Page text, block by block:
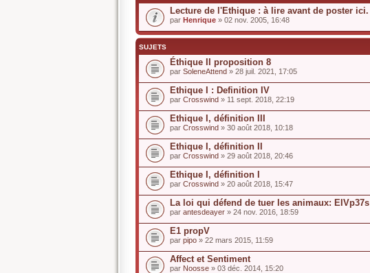
Lecture de l'Ethique : à lire avant de poster ici.
par Henrique » 02 nov. 2005, 16:48
SUJETS
Éthique II proposition 8
par SoleneAttend » 28 juil. 2021, 17:05
Ethique I : Definition IV
par Crosswind » 11 sept. 2018, 22:19
Ethique I, définition III
par Crosswind » 30 août 2018, 10:18
Ethique I, définition II
par Crosswind » 29 août 2018, 20:46
Ethique I, définition I
par Crosswind » 20 août 2018, 15:47
La loi qui défend de tuer les animaux: EIVp37s
par antesdeayer » 24 nov. 2016, 18:59
E1 propV
par pipo » 22 mars 2015, 11:59
Affect et Sentiment
par Noosse » 03 déc. 2014, 15:20